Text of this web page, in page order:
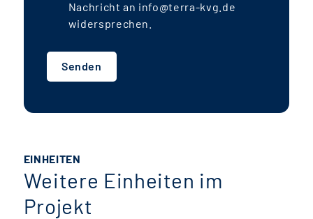
Nachricht an info@terra-kvg.de
widersprechen.
Senden
EINHEITEN
Weitere Einheiten im
Projekt